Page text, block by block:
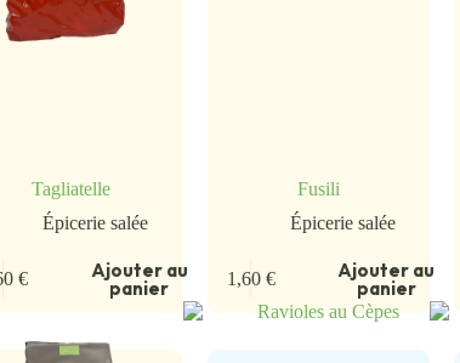
Tagliatelle
Épicerie salée
€ Ajouter au
panier
Fusili
Épicerie salée
1,60 € Ajouter au
panier